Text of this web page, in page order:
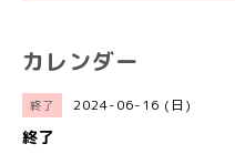
カレンダー
終了 2024-06-16 (日)
終了